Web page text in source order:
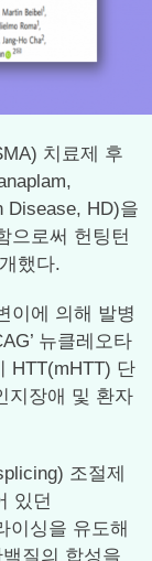
치료제 후
Disease, HD)을
으로써 헌팅턴
했다.
이에 의해 발병
뉴클레오타
HTT(mHTT) 단
지장애 및 환자
조절제
있던
이싱을 유도해
질의 합성을